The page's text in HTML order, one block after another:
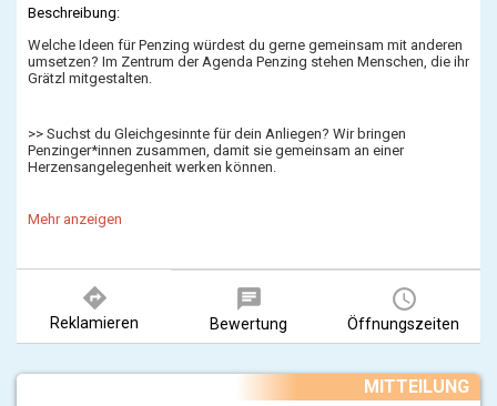
Beschreibung:
Welche Ideen für Penzing würdest du gerne gemeinsam mit anderen
umsetzen? Im Zentrum der Agenda Penzing stehen Menschen, die ihr
Grätzl mitgestalten.
>> Suchst du Gleichgesinnte für dein Anliegen? Wir bringen
Penzinger*innen zusammen, damit sie gemeinsam an einer
Herzensangelegenheit werken können.
>> Bist du z.B. durch deinen Beruf ohnehin gut in deiner Community
Von etablierten Grätzlheld*innen über gelegentliche Mitstreiter*innen
bis hin zu neugierigen Penzinger*innen – alle können mitgestalten!
Mehr anzeigen
directions
Reklamieren
chat
Bewertung
query_builder
Öffnungszeiten
MITTEILUNG